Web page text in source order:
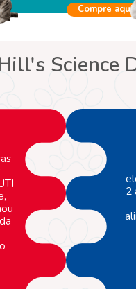
Compre aqui
Science
2